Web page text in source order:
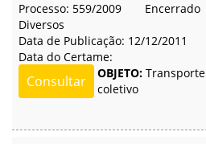
Processo: 559/2009
Encerrado
Diversos
Data de Publicação: 12/12/2011
Data do Certame:
Consultar OBJETO: Transporte
coletivo